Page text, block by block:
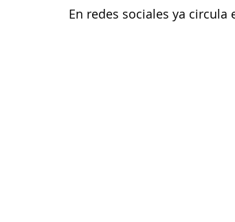
En redes sociales ya